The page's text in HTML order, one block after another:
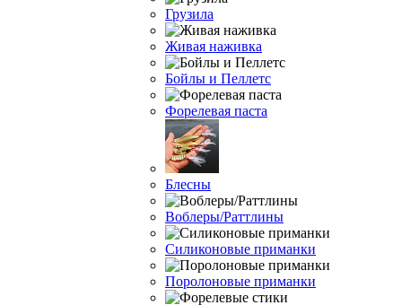
Грузила
Живая наживка
Бойлы и Пеллетс
Форелевая паста
Блесны
Воблеры/Раттлины
Силиконовые приманки
Поролоновые приманки